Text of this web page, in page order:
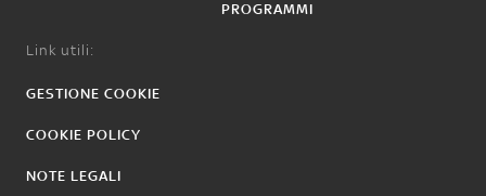
PROGRAMMI
Link utili:
GESTIONE COOKIE
COOKIE POLICY
NOTE LEGALI